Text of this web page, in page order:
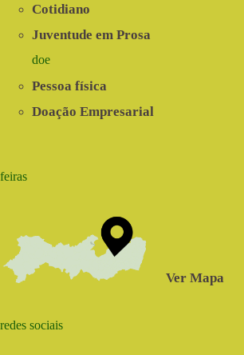
Cotidiano
Juventude em Prosa
doe
Pessoa física
Doação Empresarial
feiras
Ver Mapa
redes sociais